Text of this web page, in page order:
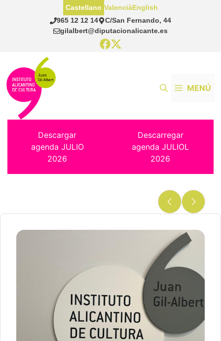
965 12 12 14
C/San Fernando, 44
gilalbert@diputacionalicante.es
Castellano ValenciàEnglish
MENÚ
Descargar
agenda JULIO
2026
Descarregar
agenda JULIOL
2026